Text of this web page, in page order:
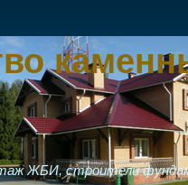
ЖБИ, строители